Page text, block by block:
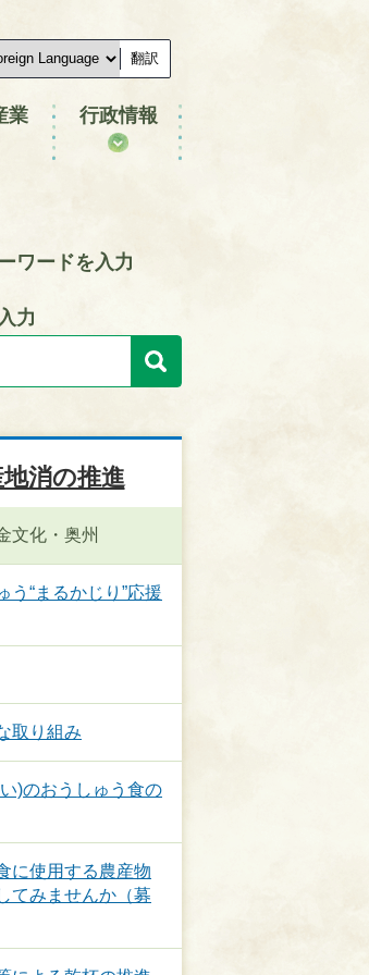
翻訳
業 行政情報
ワードを入力
力
消の推進
文化・奥州
う“まるかじり”応援
取り組み
)のおうしゅう食の
に使用する農産物
てみませんか（募